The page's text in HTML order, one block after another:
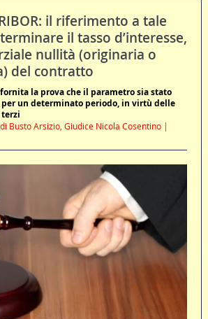
il riferimento a tale
il tasso d’interesse,
nullità (originaria o
del contratto
fornita la prova che il parametro sia stato
un determinato periodo, in virtù delle
Busto Arsizio, Giudice Nicola Cosentino |